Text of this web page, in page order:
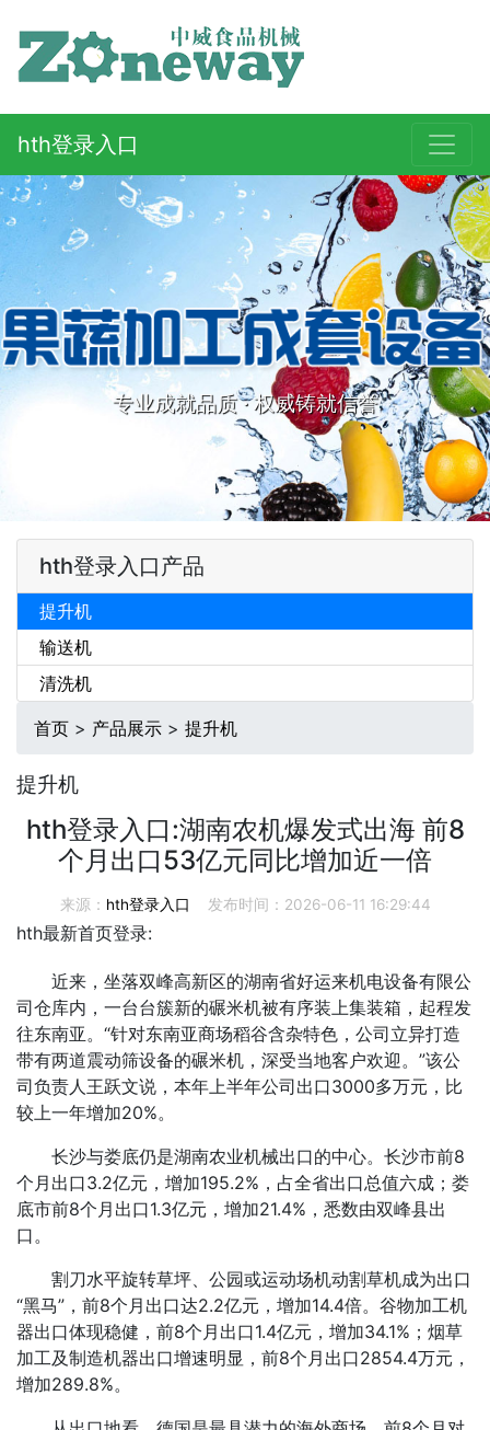
hth登录入口
专业成就品质 · 权威铸就信誉
hth登录入口产品
提升机
输送机
清洗机
首页 > 产品展示 > 提升机
提升机
hth登录入口:湖南农机爆发式出海 前8
个月出口53亿元同比增加近一倍
来源： hth登录入口 发布时间：2026-06-11 16:29:44
hth最新首页登录:
近来，坐落双峰高新区的湖南省好运来机电设备有限公
司仓库内，一台台簇新的碾米机被有序装上集装箱，起程发
往东南亚。“针对东南亚商场稻谷含杂特色，公司立异打造
带有两道震动筛设备的碾米机，深受当地客户欢迎。”该公
司负责人王跃文说，本年上半年公司出口3000多万元，比
较上一年增加20%。
长沙与娄底仍是湖南农业机械出口的中心。长沙市前8
个月出口3.2亿元，增加195.2%，占全省出口总值六成；娄
底市前8个月出口1.3亿元，增加21.4%，悉数由双峰县出
口。
割刀水平旋转草坪、公园或运动场机动割草机成为出口
“黑马”，前8个月出口达2.2亿元，增加14.4倍。谷物加工机
器出口体现稳健，前8个月出口1.4亿元，增加34.1%；烟草
加工及制造机器出口增速明显，前8个月出口2854.4万元，
增加289.8%。